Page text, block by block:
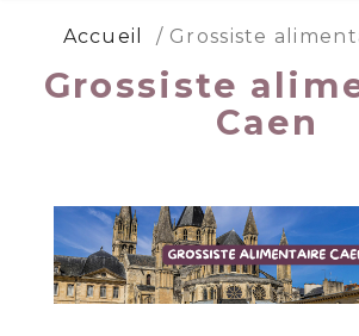
Accueil Grossiste
Grossiste
Caen